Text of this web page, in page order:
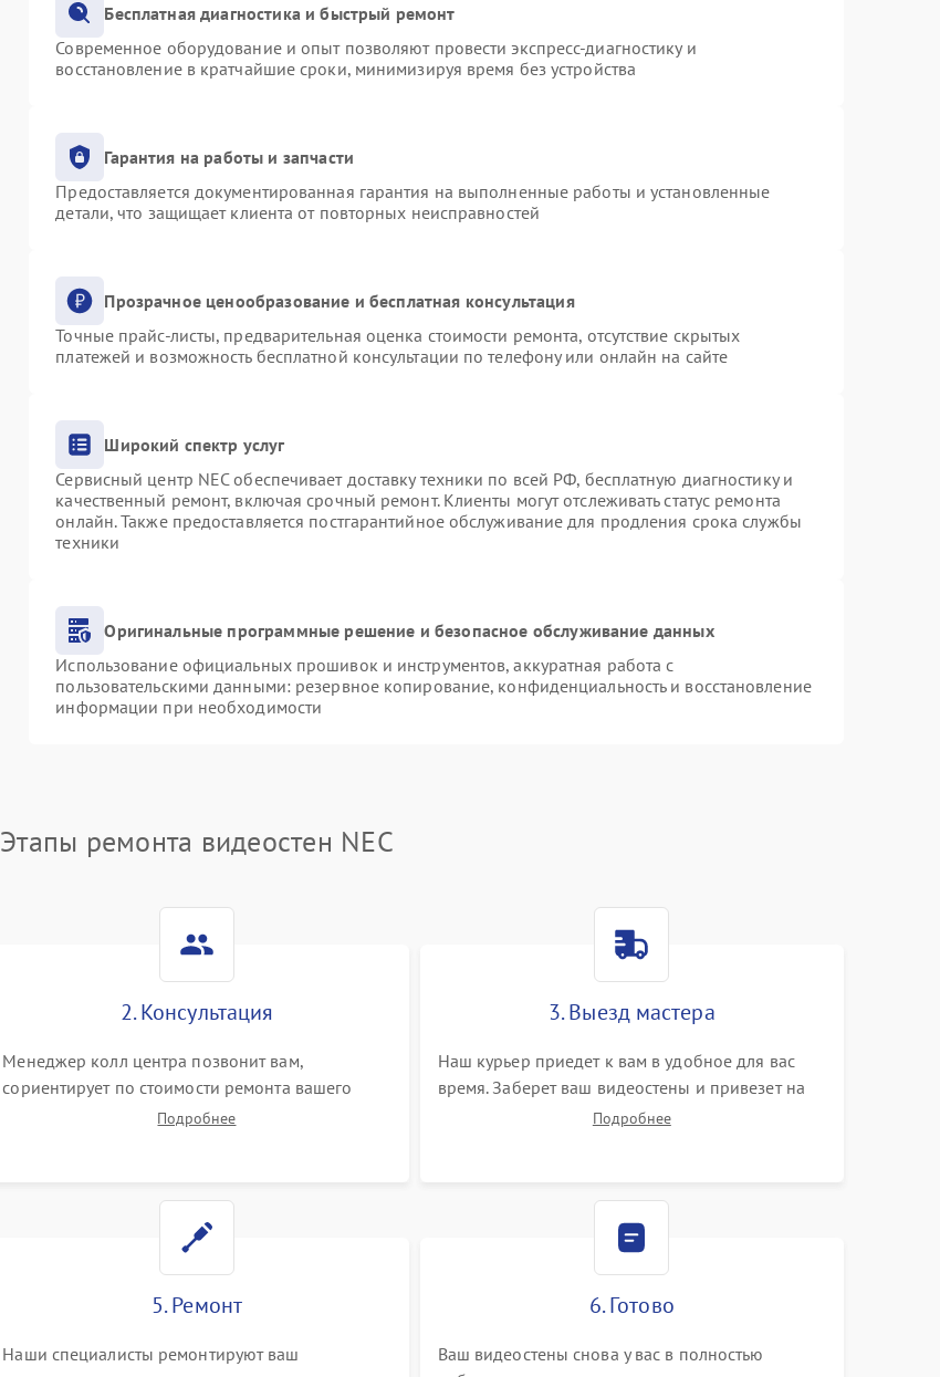
Бесплатная диагностика и быстрый ремонт
Современное оборудование и опыт позволяют провести экспресс-диагностику и
восстановление в кратчайшие сроки, минимизируя время без устройства
Гарантия на работы и запчасти
Предоставляется документированная гарантия на выполненные работы и установленные
детали, что защищает клиента от повторных неисправностей
Прозрачное ценообразование и бесплатная консультация
Точные прайс-листы, предварительная оценка стоимости ремонта, отсутствие скрытых
платежей и возможность бесплатной консультации по телефону или онлайн на сайте
Широкий спектр услуг
Сервисный центр NEC обеспечивает доставку техники по всей РФ, бесплатную диагностику и
качественный ремонт, включая срочный ремонт. Клиенты могут отслеживать статус ремонта
онлайн. Также предоставляется постгарантийное обслуживание для продления срока службы
техники
Оригинальные программные решение и безопасное обслуживание данных
Использование официальных прошивок и инструментов, аккуратная работа с
пользовательскими данными: резервное копирование, конфиденциальность и восстановление
информации при необходимости
Этапы ремонта видеостен NEC
2. Консультация
Менеджер колл центра позвонит вам,
сориентирует по стоимости ремонта вашего
видеостен а также ответит на все ваши вопросы.
Подробнее
3. Выезд мастера
Наш курьер приедет к вам в удобное для вас
время. Заберет ваш видеостены и привезет на
склад для диагностики.Подробнее
5. Ремонт
Наши специалисты ремонтируют ваш
6. Готово
Ваш видеостены снова у вас в полностью